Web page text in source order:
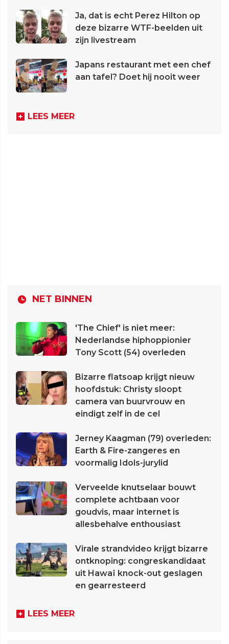
Ja, dat is echt Perez Hilton op
deze bizarre WTF-beelden uit
zijn livestream
Japans restaurant met een chef
aan tafel? Doet hij nooit weer
LEES MEER
NET BINNEN
'The Chief' is niet meer:
Nederlandse hiphoppionier
Tony Scott (54) overleden
Bizarre flatsoap krijgt nieuw
hoofdstuk: Christy sloopt
camera van buurvrouw en
eindigt zelf in de cel
Jerney Kaagman (79) overleden:
Earth & Fire-zangeres en
voormalig Idols-jurylid
Verveelde knutselaar bouwt
complete achtbaan voor
goudvis, maar internet is
allesbehalve enthousiast
Virale strandvideo krijgt bizarre
ontknoping: congreskandidaat
uit Hawaï knock-out geslagen
en gearresteerd
LEES MEER